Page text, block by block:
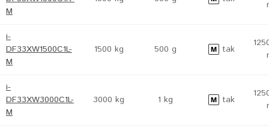
M
i-
DF33XW1500C1L-
M
1500 kg 500 g tak
i-
DF33XW3000C1L-
M
3000 kg 1 kg tak